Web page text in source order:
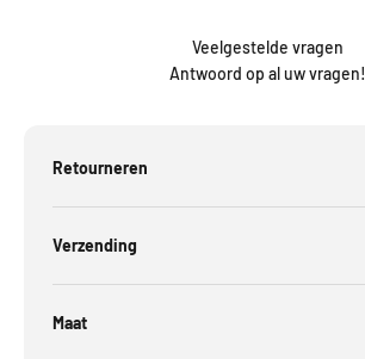
Veelgestelde vragen
Antwoord op al uw vragen!
Retourneren
Verzending
Maat